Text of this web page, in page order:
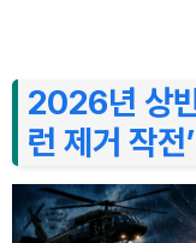
2026년 상
런 제거 작전’